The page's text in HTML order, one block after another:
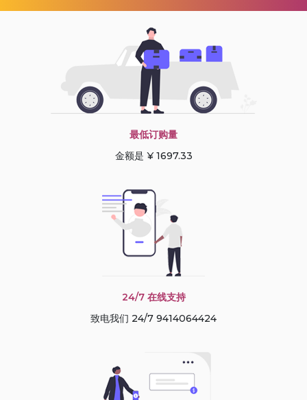
最低订购量
金额是 ¥ 1697.33
24/7 在线支持
致电我们 24/7 9414064424